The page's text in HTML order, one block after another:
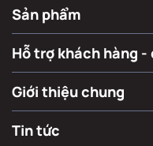
Sản phẩm
Hỗ trợ khách hàng -
Giới thiệu chung
Tin tức